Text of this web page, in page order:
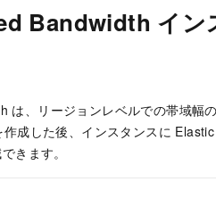
Bandwidth イン
は、リージョンレベルでの帯域幅
成した後、インスタンスに
きます。